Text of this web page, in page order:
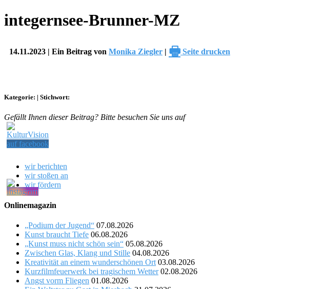
integernsee-Brunner-MZ
14.11.2023 | Ein Beitrag von Monika Ziegler | 🖶 Seite drucken
Kategorie: | Stichwort:
Gefällt Ihnen dieser Beitrag? Bitte besuchen Sie uns auf
wir berichten
wir stoßen an
wir fördern
Onlinemagazin
„Podium der Jugend“ 07.08.2026
Kunst braucht Tiefe 06.08.2026
„Kunst muss nicht schön sein“ 05.08.2026
Zwischen Glas, Klang und Stille 04.08.2026
Kreativität an einem wunderschönen Ort 03.08.2026
Kurzfilmfeuerwerk bei tragischem Wetter 02.08.2026
Angst vorm Fliegen 01.08.2026